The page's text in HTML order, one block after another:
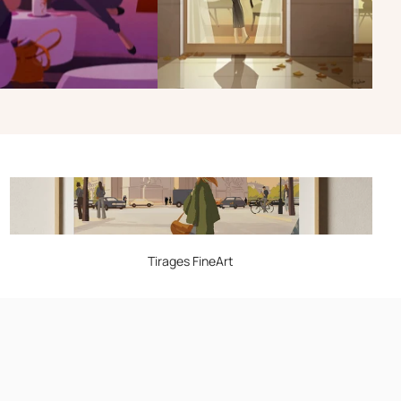
Tirages FineArt